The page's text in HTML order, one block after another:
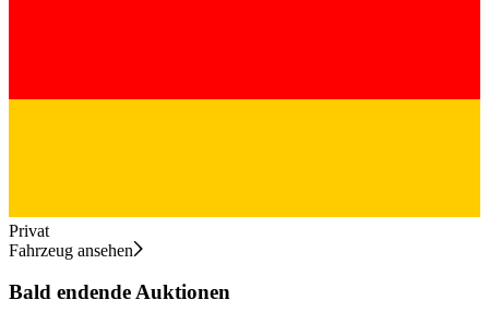
Privat
Fahrzeug ansehen
Bald endende Auktionen